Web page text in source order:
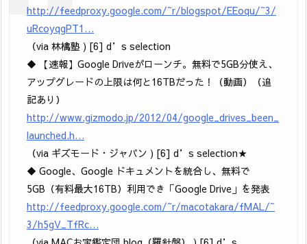
http://feedproxy.google.com/~r/blogspot/EEoqu/~3/
uRcoyqgPT1…
（via 林檎塾 ) [6] d’s selection
◆ 【速報】Google Driveがローンチ。無料で5GB分使え、
アップグレードの上限は何と16TBだった！（動画）（追
記あり）
http://www.gizmodo.jp/2012/04/google_drives_been_
launched.h…
（via ギズモード・ジャパン ) [6] d’s selection★
◆ Google、Google ドキュメントを統合し、無料で
5GB（有料最大16TB）利用でき「Google Drive」を発表
http://feedproxy.google.com/~r/macotakara/fMAL/~
3/h5gV_TfRc…